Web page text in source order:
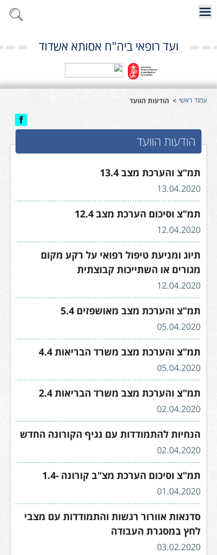
ועד רופאי ביה"ח אסותא אשדוד
עמוד ראשי הודעות הוועד
הודעות הוועד
תמ"צ והערכת מצב 13.4
13.04.2020
תמ"צ וסיכום הערכת מצב 12.4
12.04.2020
תיוג ומניעת טיפול רפואי על רקע מקום
מגורים או השתייכות קבוצתית
12.04.2020
תמ"צ והערכת מצב מאושפזים 5.4
05.04.2020
תמ"צ והערכת מצב משרד הבריאות 4.4
05.04.2020
תמ"צ והערכת מצב משרד הבריאות 2.4
02.04.2020
הנחיות להתמודדות עם נגיף הקורונה החדש
02.04.2020
תמ"צ וסיכום הערכת מצ"ב קורונה -1.4
01.04.2020
סדנאות אוורור רגשות והתמודדות עם מצבי
לחץ במסגרת העבודה
03.02.2020